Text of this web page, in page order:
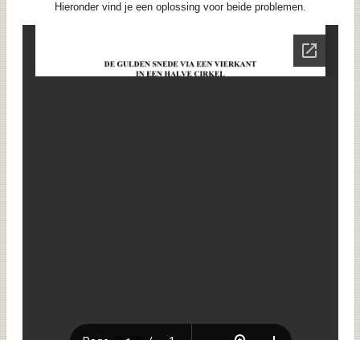
Hieronder vind je een oplossing voor beide problemen.